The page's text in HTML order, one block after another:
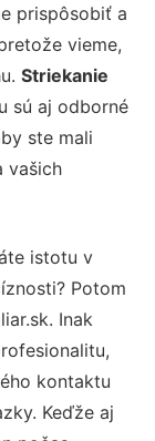
prispôsobiť a
vieme,
Striekanie
sú aj odborné
ste mali
vašich
istotu v
Potom
Inak
kontaktu
Keďže aj